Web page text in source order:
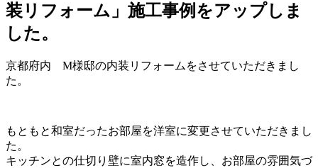
装リフォーム」施工事例をアップしま
した。
京都府内 M様邸の内装リフォームをさせていただきまし
た。
もともと和室だったお部屋を洋室に変更させていただきまし
た。
キッチンとの仕切り壁に室内窓を造作し、お部屋の雰囲気づ